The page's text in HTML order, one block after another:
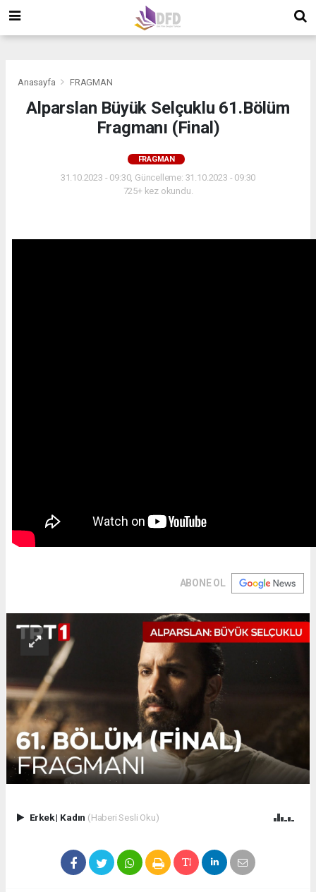
Anasayfa FRAGMAN
Alparslan Büyük Selçuklu 61.Bölüm
Fragmanı (Final)
FRAGMAN
31.10.2023 - 09:30, Güncelleme: 31.10.2023 - 09:30
725+ kez okundu.
ABONE OL
Erkek| Kadın (Haberi Sesli Oku)